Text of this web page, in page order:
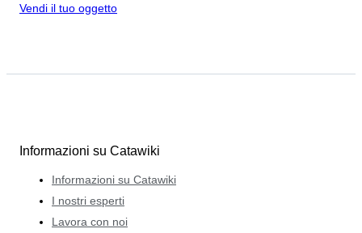
Vendi il tuo oggetto
Informazioni su Catawiki
Informazioni su Catawiki
I nostri esperti
Lavora con noi